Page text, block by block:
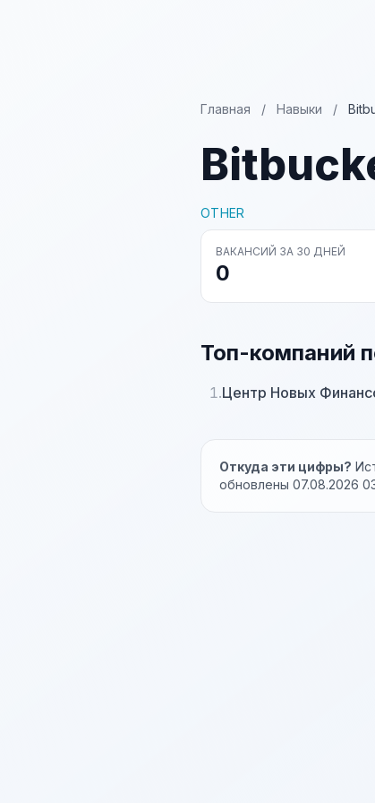
Главная / Навыки /
OTHER
ВАКАНСИЙ ЗА 30 ДНЕЙ
0
Топ-компаний
1.Центр Новых
Откуда эти цифры?
обновлены 07.08.2026